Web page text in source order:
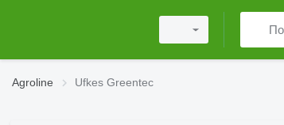
Agroline Ufkes Greentec